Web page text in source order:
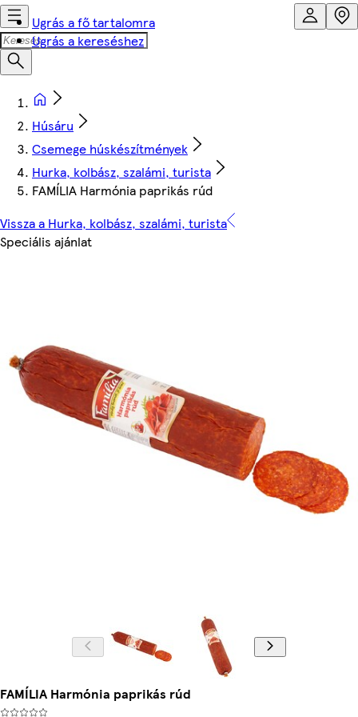
Ugrás a fő tartalomra
Ugrás a kereséshez
Húsáru
Csemege húskészítmények
Hurka, kolbász, szalámi, turista
FAMÍLIA Harmónia paprikás rúd
Vissza a Hurka, kolbász, szalámi, turista
Speciális ajánlat
FAMÍLIA Harmónia paprikás rúd